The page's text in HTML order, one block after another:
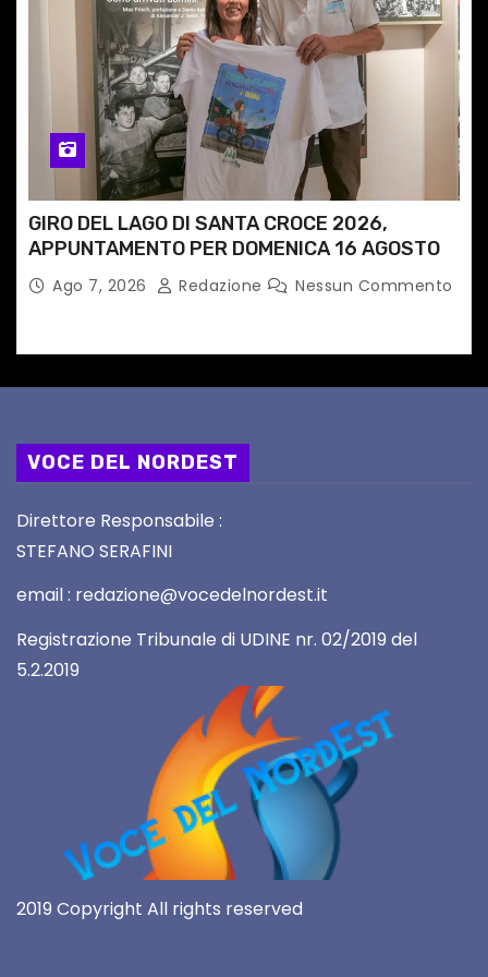
GIRO DEL LAGO DI SANTA CROCE 2026,
APPUNTAMENTO PER DOMENICA 16 AGOSTO
Ago 7, 2026 Redazione Nessun Commento
VOCE DEL NORDEST
Direttore Responsabile :
STEFANO SERAFINI
email : redazione@vocedelnordest.it
Registrazione Tribunale di UDINE nr. 02/2019 del
5.2.2019
2019 Copyright All rights reserved